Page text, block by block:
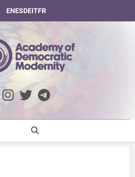
ENESDEITFR
Academy Of
Democratic
Modernity